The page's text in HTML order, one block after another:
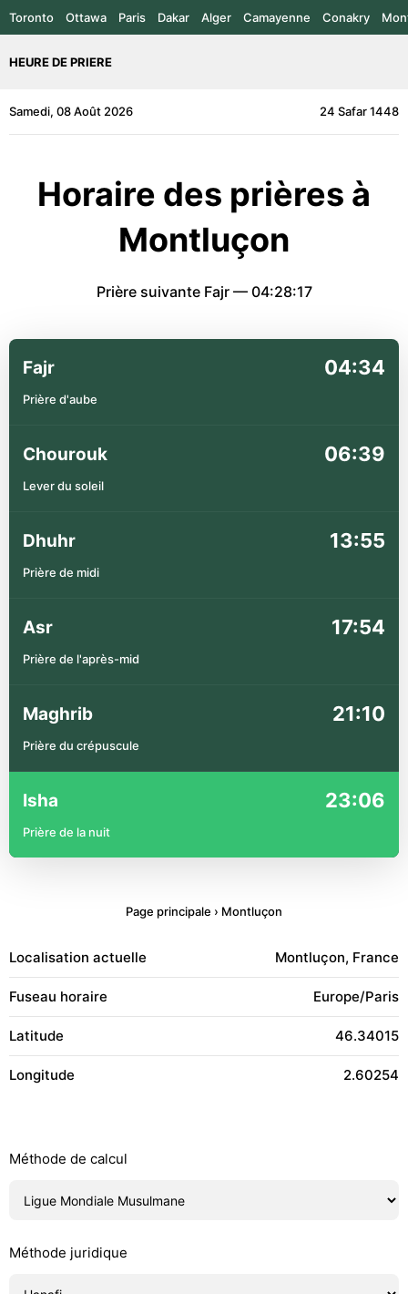
Toronto Ottawa Paris Dakar Alger Camayenne Conakry
HEURE DE PRIERE
Samedi, 08 Août 2026 24 Safar 1448
Horaire des prières à
Montluçon
Prière suivante Fajr — 04:28:17
Fajr 04:34
Prière d'aube
Chourouk 06:39
Lever du soleil
Dhuhr 13:55
Prière de midi
Asr 17:54
Prière de l'après-mid
Maghrib 21:10
Prière du crépuscule
Isha 23:06
Prière de la nuit
Page principale › Montluçon
Localisation actuelle Montluçon, France
Fuseau horaire Europe/Paris
Latitude 46.34015
Longitude 2.60254
Méthode de calcul
Méthode juridique